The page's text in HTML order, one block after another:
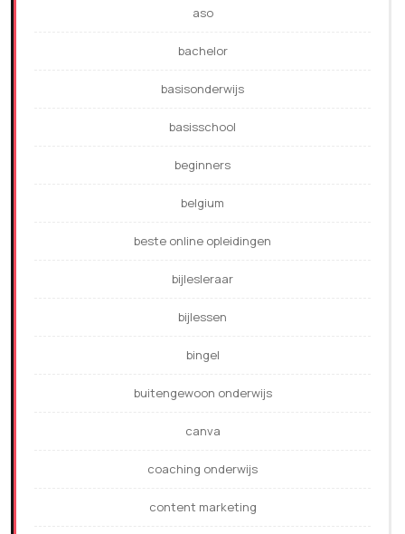
aso
bachelor
basisonderwijs
basisschool
beginners
belgium
beste online opleidingen
bijlesleraar
bijlessen
bingel
buitengewoon onderwijs
canva
coaching onderwijs
content marketing